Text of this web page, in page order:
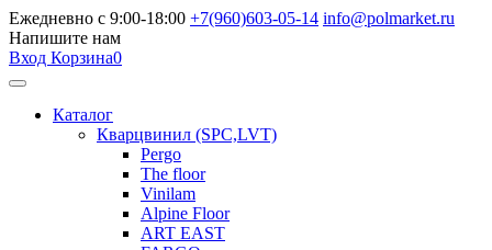
Ежедневно с 9:00-18:00 +7(960)603-05-14 info@polmarket.ru
Напишите нам
Вход Корзина0
Каталог
Кварцвинил (SPC,LVT)
Pergo
The floor
Vinilam
Alpine Floor
ART EAST